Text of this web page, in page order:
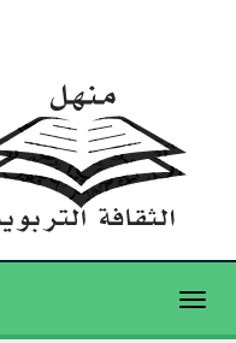
Toggle